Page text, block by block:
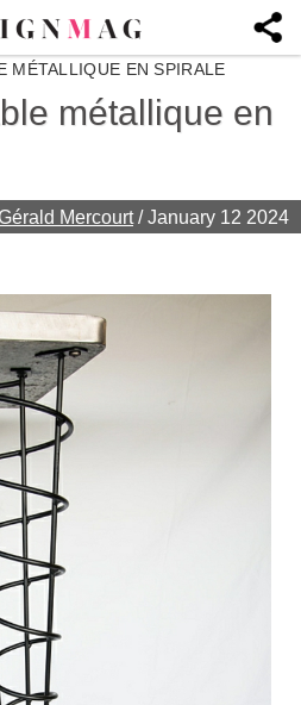
MÉTALLIQUE EN SPIRALE
métallique en
Mercourt/January 12 2024